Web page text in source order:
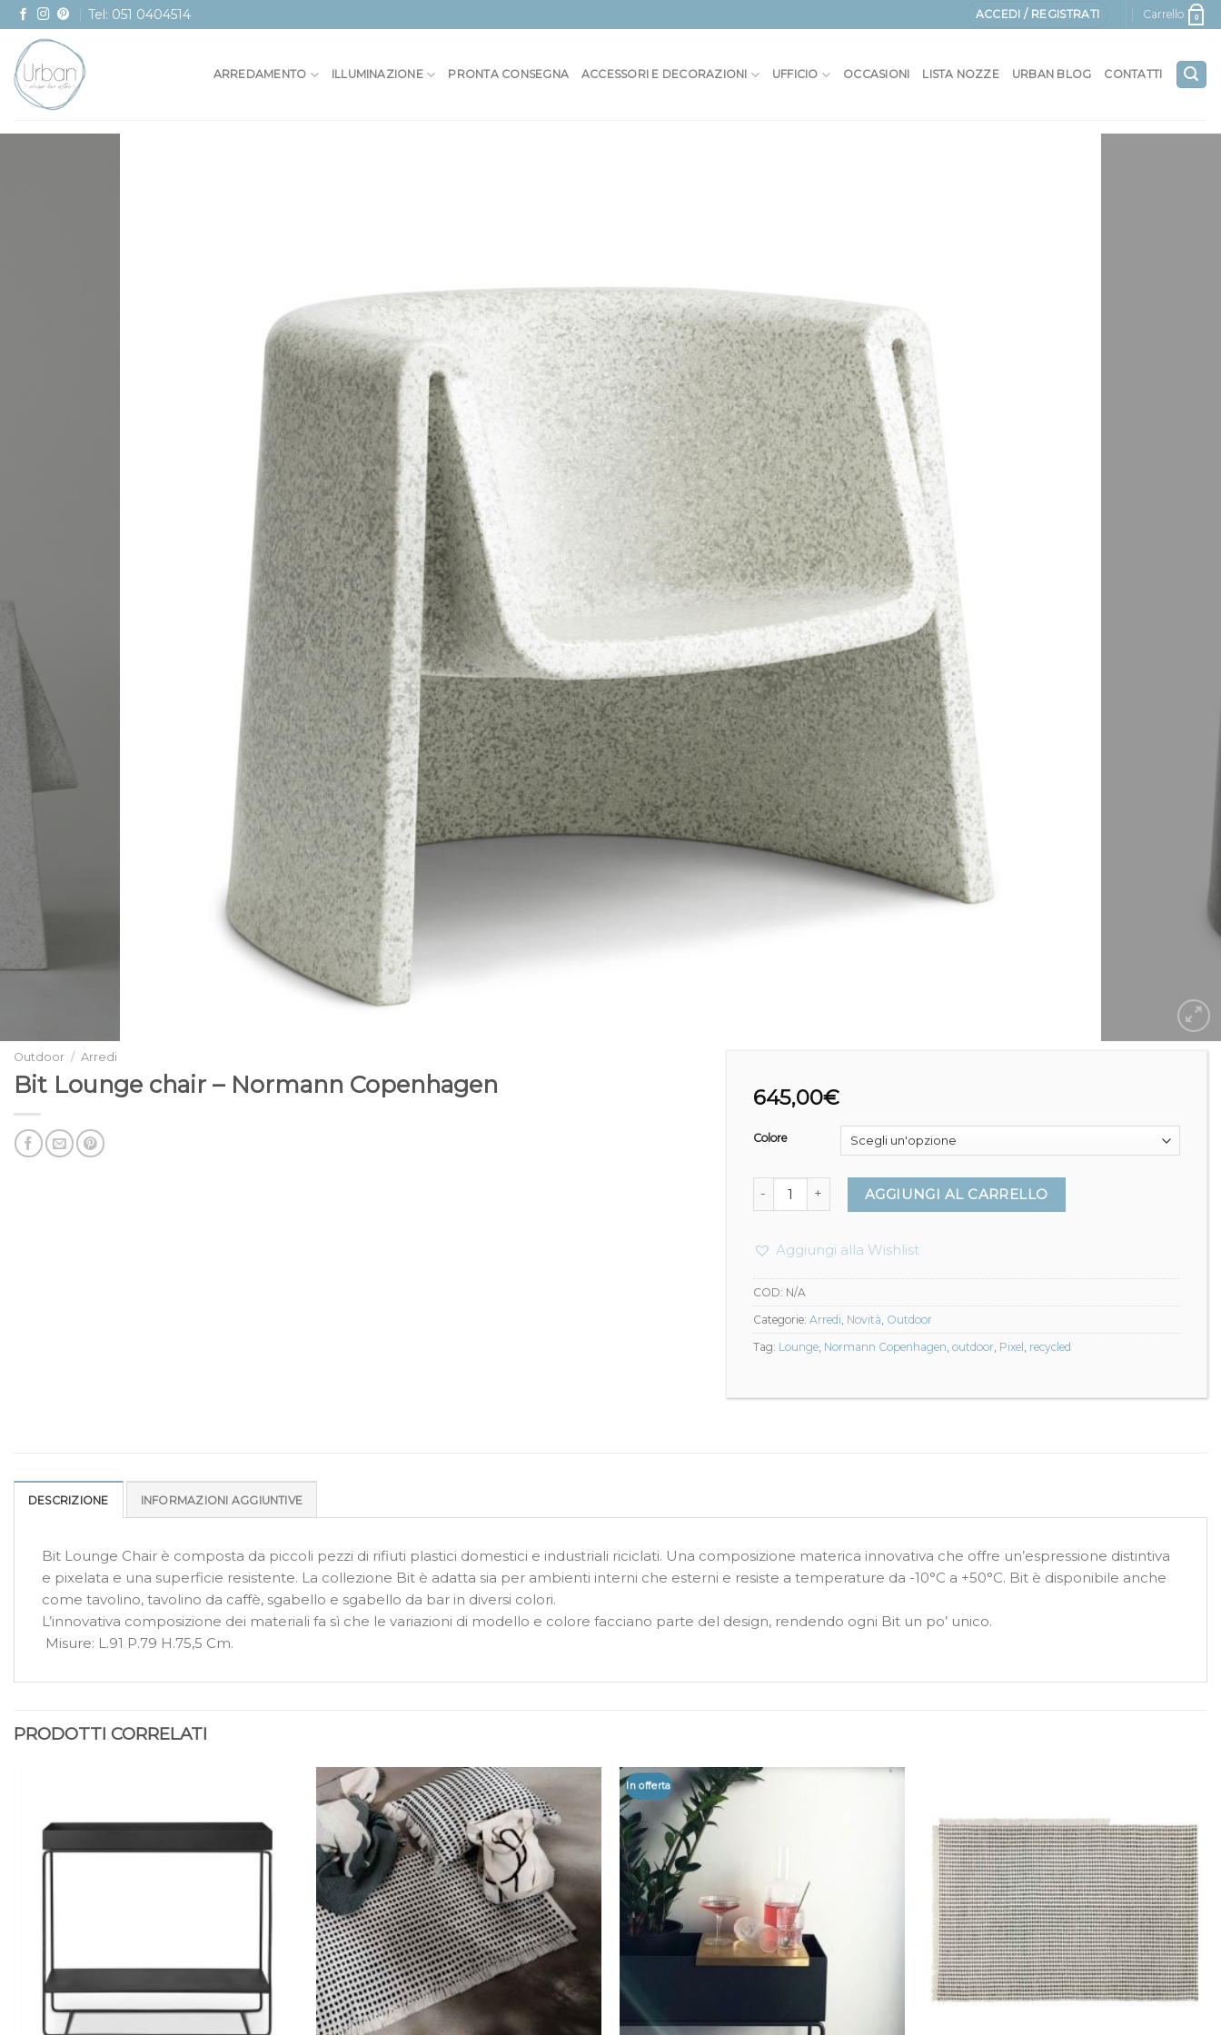
Skip
to
content
Tel: 051 0404514 ACCEDI / REGISTRATI Carrello 0
ARREDAMENTO ILLUMINAZIONE PRONTA CONSEGNA ACCESSORI E DECORAZIONI UFFICIO OCCASIONI LISTA NOZZE URBAN BLOG CONTATTI
Outdoor / Arredi
Bit Lounge chair – Normann Copenhagen 645,00€
Colore
Bit Lounge chair - Normann Copenhagen quantità
AGGIUNGI AL CARRELLO
Aggiungi alla Wishlist
COD: N/A
Categorie: Arredi, Novità, Outdoor
Tag: Lounge, Normann Copenhagen, outdoor, Pixel , recycled
DESCRIZIONE INFORMAZIONI AGGIUNTIVE
Bit Lounge Chair è composta da piccoli pezzi di rifiuti plastici domestici e industriali riciclati. Una composizione materica innovativa che offre un’espressione distintiva
e pixelata e una superficie resistente. La collezione Bit è adatta sia per ambienti interni che esterni e resiste a temperature da -10°C a +50°C. Bit è disponibile anche
come tavolino, tavolino da caffè, sgabello e sgabello da bar in diversi colori.
L’innovativa composizione dei materiali fa sì che le variazioni di modello e colore facciano parte del design, rendendo ogni Bit un po’ unico.
Misure: L.91 P.79 H.75,5 Cm.
PRODOTTI CORRELATI
In offerta